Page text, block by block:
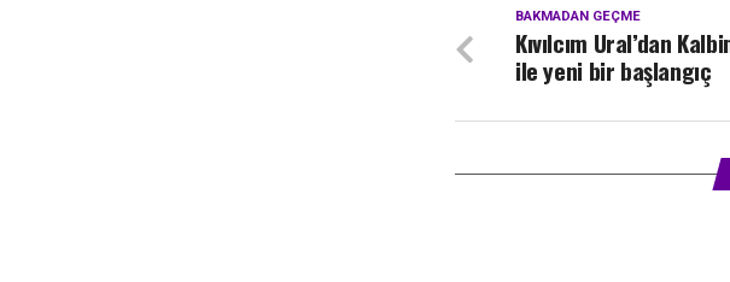
BAKMADAN GEÇME
Kıvılcım Ural’dan
ile yeni bir başlangıç